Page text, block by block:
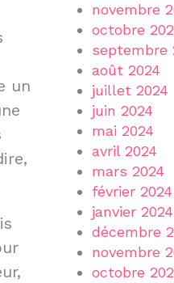
un
novembre
octobre
septembre
août 2024
juillet 2024
juin 2024
mai 2024
avril 2024
mars 2024
février 2024
janvier 2024
décembre
novembre
octobre